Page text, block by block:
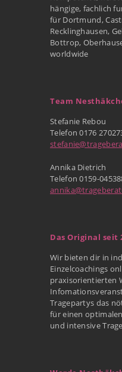
hängige, fachlich
für Dortmund,
Recklinghausen,
Bottrop,
worldwide
Team
Stefanie Rebou
Telefon 0176
Annika Dietrich
Telefon 0159-
Das Original seit
Wir bieten dir in
Einzelcoachings
praxisorientierten
Tragepartys das
für einen
und intensive